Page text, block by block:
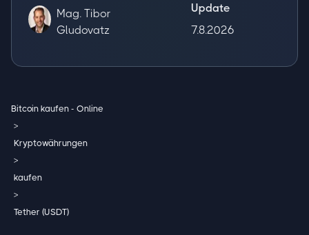
Mag. Tibor
Gludovatz
Update
7.8.2026
Bitcoin kaufen - Online
>
Kryptowährungen
>
kaufen
>
Tether (USDT)